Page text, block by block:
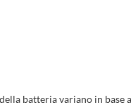
batteria variano in